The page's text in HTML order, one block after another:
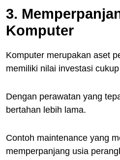
3.
Komputer
Komputer merupakan aset
memiliki nilai investasi
Dengan perawatan yang
bertahan lebih lama.
Contoh maintenance yang
memperpanjang usia